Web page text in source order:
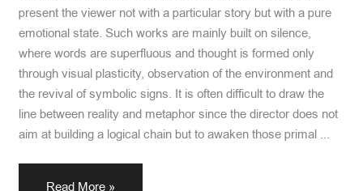
present the viewer not with a particular story but with a pure
emotional state. Such works are mainly built on silence,
where words are superfluous and thought is formed only
through visual plasticity, observation of the environment and
the revival of symbolic signs. It is often difficult to draw the
line between reality and metaphor since the director does not
aim at building a logical chain but to awaken those primal ...
Read More »